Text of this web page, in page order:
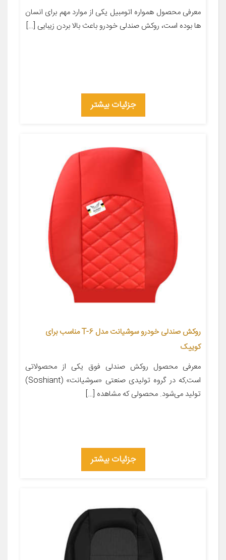
معرفی محصول همواره اتومبیل یکی از موارد مهم برای انسان
ها بوده است، روکش صندلی خودرو باعث بالا بردن زیبایی […]
جزئیات بیشتر
روکش صندلی خودرو سوشیانت مدل T-6 مناسب برای
کوییک
معرفی محصول روکش صندلی فوق یکی از محصولاتی
است,که در گروه تولیدی صنعتی «سوشیانت» (Soshiant)
تولید می‌شود. محصولی که مشاهده […]
جزئیات بیشتر